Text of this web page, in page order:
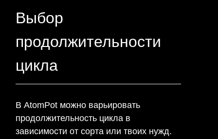
Выбор
продолжительности
цикла
В AtomPot можно варьировать
продолжительность цикла в
зависимости от сорта или твоих нужд.